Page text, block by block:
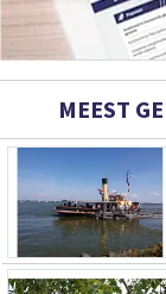
MEEST